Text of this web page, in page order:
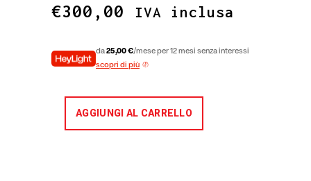
€300,00 IVA inclusa
da25,00 €/mese per 12 mesi senza interessi
scopri di più
AGGIUNGI AL CARRELLO